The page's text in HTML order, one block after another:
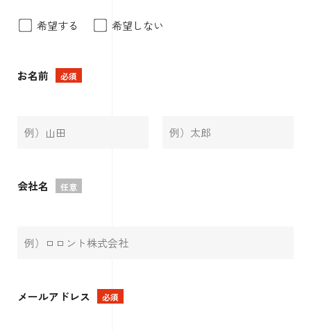
希望する 希望しない
お名前 必須
会社名 任意
メールアドレス 必須